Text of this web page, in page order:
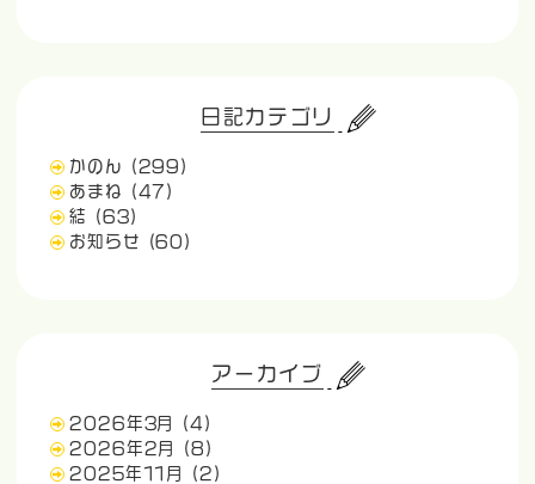
日記カテゴリ
かのん
(299)
あまね
(47)
結
(63)
お知らせ
(60)
アーカイブ
2026年3月
(4)
2026年2月
(8)
2025年11月
(2)